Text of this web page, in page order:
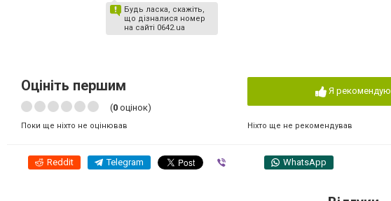
Будь ласка, скажіть,
що дізналися номер
на сайті 0642.ua
Оцініть першим
(0 оцінок)
Поки ще ніхто не оцінював
Я рекомендую
Ніхто ще не рекомендував
Reddit Telegram WhatsApp